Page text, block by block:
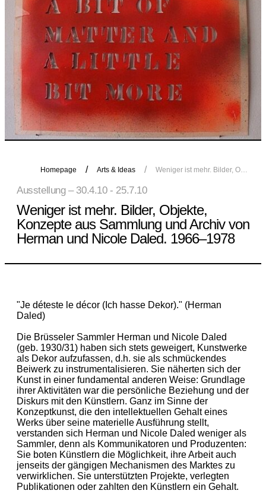
Homepage Arts & Ideas
Ausstellung – 30.4.10 - 25.7.10
Weniger ist mehr. Bilder, Objekte,
Konzepte aus Sammlung und Archiv von
Herman und Nicole Daled. 1966–1978
"Je déteste le décor (Ich hasse Dekor)." (Herman
Daled)
Die Brüsseler Sammler Herman und Nicole Daled
(geb. 1930/31) haben sich stets geweigert, Kunstwerke
als Dekor aufzufassen, d.h. sie als schmückendes
Beiwerk zu instrumentalisieren. Sie näherten sich der
Kunst in einer fundamental anderen Weise: Grundlage
ihrer Aktivitäten war die persönliche Beziehung und der
Diskurs mit den Künstlern. Ganz im Sinne der
Konzeptkunst, die den intellektuellen Gehalt eines
Werks über seine materielle Ausführung stellt,
verstanden sich Herman und Nicole Daled weniger als
Sammler, denn als Kommunikatoren und Produzenten:
Sie boten Künstlern die Möglichkeit, ihre Arbeit auch
jenseits der gängigen Mechanismen des Marktes zu
verwirklichen. Sie unterstützten Projekte, verlegten
Publikationen oder zahlten den Künstlern ein Gehalt.